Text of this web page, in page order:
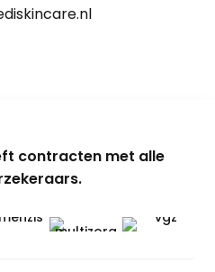
contracten met alle